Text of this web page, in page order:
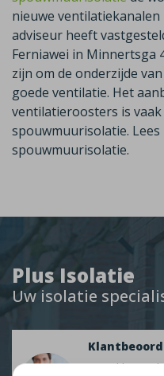
Plus Isolatie
Uw isolatie
2274 klanten
nieuwe
adviseur heeft
Ferniawei in Minnertsga
zijn om de onderzijde
goede ventilatie. Het
ventilatieroosters is
spouwmuurisolatie.
spouwmuurisolatie.